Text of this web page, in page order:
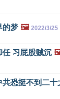
的梦 🖼️ 2022/3/25
习屁股贼沉
恐挺不到二十